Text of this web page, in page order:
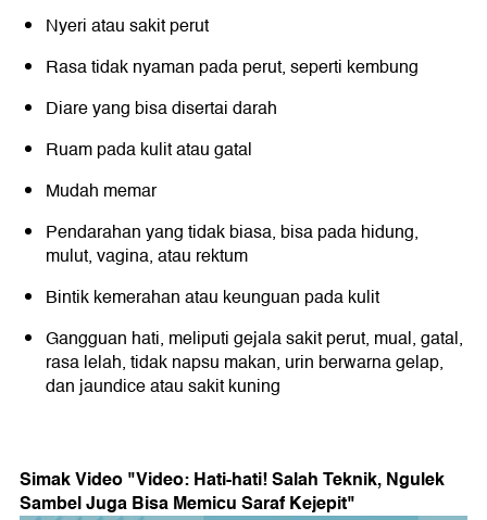
Nyeri atau sakit perut
Rasa tidak nyaman pada perut, seperti kembung
Diare yang bisa disertai darah
Ruam pada kulit atau gatal
Mudah memar
Pendarahan yang tidak biasa, bisa pada hidung,
mulut, vagina, atau rektum
Bintik kemerahan atau keunguan pada kulit
Gangguan hati, meliputi gejala sakit perut, mual, gatal,
rasa lelah, tidak napsu makan, urin berwarna gelap,
dan jaundice atau sakit kuning
Simak Video "Video: Hati-hati! Salah Teknik, Ngulek
Sambel Juga Bisa Memicu Saraf Kejepit"